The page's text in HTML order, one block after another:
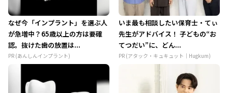
なぜ今「インプラント」を選ぶ人
が急増中？65歳以上の方は要確
認。抜けた歯の放置は...
PR (あんしんインプラント)
いま最も相談したい保育士・てぃ
先生がアドバイス！ 子どもの“お
てつだい”に、どん...
PR (アタック・キュキュット｜Hugkum)